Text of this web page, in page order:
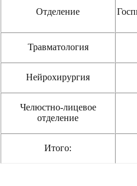
Отделение
Травматология
Нейрохирургия
Челюстно-лицевое
отделение
Итого: